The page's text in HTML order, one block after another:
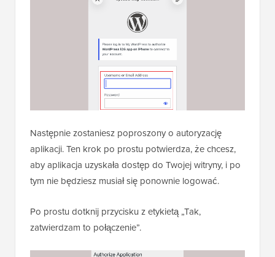
Następnie zostaniesz poproszony o autoryzację
aplikacji. Ten krok po prostu potwierdza, że chcesz,
aby aplikacja uzyskała dostęp do Twojej witryny, i po
tym nie będziesz musiał się ponownie logować.
Po prostu dotknij przycisku z etykietą „Tak,
zatwierdzam to połączenie”.